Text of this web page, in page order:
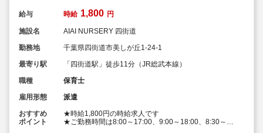
給与 時給 1,800 円
施設名
AIAI NURSERY 四街道
勤務地
千葉県四街道市美しが丘1-24-1
最寄り駅
「四街道駅」徒歩11分（JR総武本線）
職種
保育士
雇用形態
派遣
おすすめ
ポイント
★時給1,800円の時給求人です
★ご勤務時間は8:00～17:00、9:00～18:00、8:30～